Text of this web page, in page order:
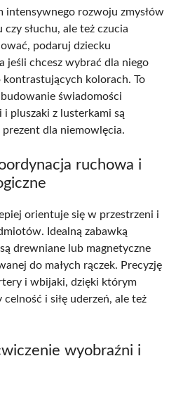
intensywnego rozwoju zmysłów
słuchu, ale też czucia
podaruj dziecku
jeśli chcesz wybrać dla niego
kontrastujących kolorach. To
świadomości
i pluszaki z lusterkami są
prezent dla niemowlęcia.
ruchowa i
orientuje się w przestrzeni i
Idealną zabawką
drewniane lub magnetyczne
do małych rączek. Precyzję
i wbijaki, dzięki którym
i siłę uderzeń, ale też
wyobraźni i